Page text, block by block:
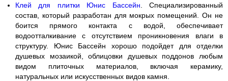
Клей для плитки Юнис Бассейн . Специализированный
состав, который разработан для мокрых помещений. Он не
боится прямого контакта с водой, обеспечивает
водоотталкивание с отсутствием проникновения влаги в
структуру. Юнис Бассейн хорошо подойдет для отделки
душевых мозаикой, облицовки душевых поддонов любым
видом плиточных материалов, включая керамику,
натуральных или искусственных видов камня.